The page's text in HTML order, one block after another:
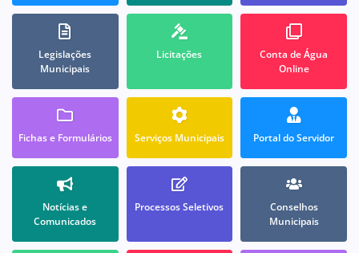
Legislações
Municipais
Licitações
Conta de Água
Online
Fichas e Formulários Serviços Municipais Portal do Servidor
Notícias e
Comunicados
Processos Seletivos
Conselhos
Municipais